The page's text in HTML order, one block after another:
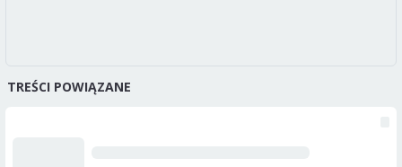
TREŚCI POWIĄZANE